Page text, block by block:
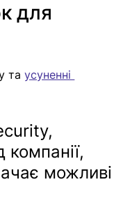
для
та усуненні
компанії,
можливі